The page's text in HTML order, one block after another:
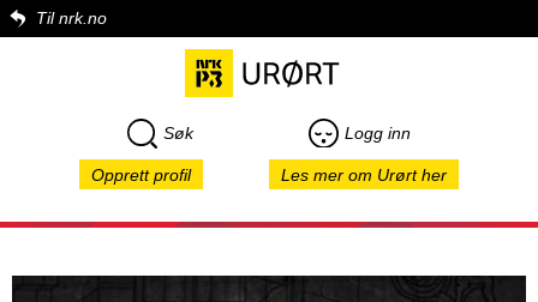
Til nrk.no
Søk Logg inn
Opprett profil Les mer om Urørt her